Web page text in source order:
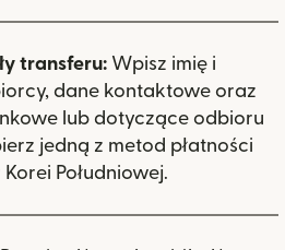
transferu: Wpisz imię i
dane kontaktowe oraz
lub dotyczące odbioru
jedną z metod płatności
Południowej.